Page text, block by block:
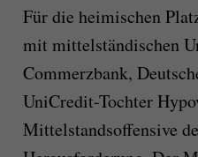
Für die heimischen
mit mittelständischen
Commerzbank,
UniCredit-Tochter
Mittelstandsoffensive